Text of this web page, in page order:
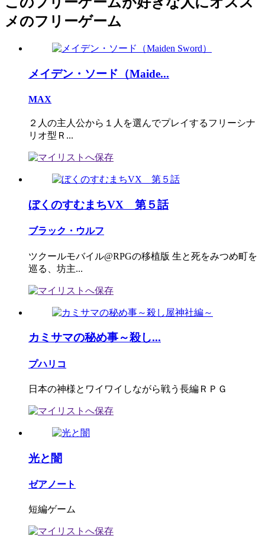
メのフリーゲーム
メイデン・ソード（Maide...
MAX
２人の主人公から１人を選んでプレイするフリーシナ
リオ型Ｒ...
ぼくのすむまちVX 第５話
ブラック・ウルフ
ツクールモバイル@RPGの移植版 生と死をみつめ町を
巡る、坊主...
カミサマの秘め事～殺し...
プハリコ
日本の神様とワイワイしながら戦う長編ＲＰＧ
光と闇
ゼアノート
短編ゲーム